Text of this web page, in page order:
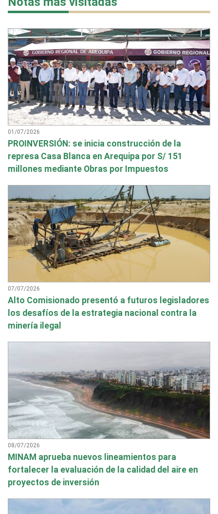
01/07/2026
PROINVERSIÓN: se inicia construcción de la
represa Casa Blanca en Arequipa por S/ 151
millones mediante Obras por Impuestos
07/07/2026
Alto Comisionado presentó a futuros legisladores
los desafíos de la estrategia nacional contra la
minería ilegal
08/07/2026
MINAM aprueba nuevos lineamientos para
fortalecer la evaluación de la calidad del aire en
proyectos de inversión